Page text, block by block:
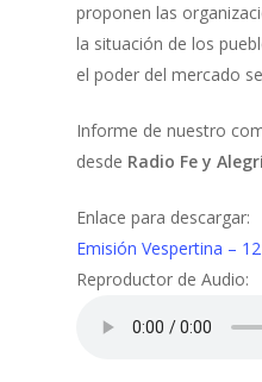
proponen las
la situación de los
el poder del mercado
Informe de nuestro
desde Radio Fe y
Enlace para descargar:
Emisión Vespertina –
Reproductor de Audio: